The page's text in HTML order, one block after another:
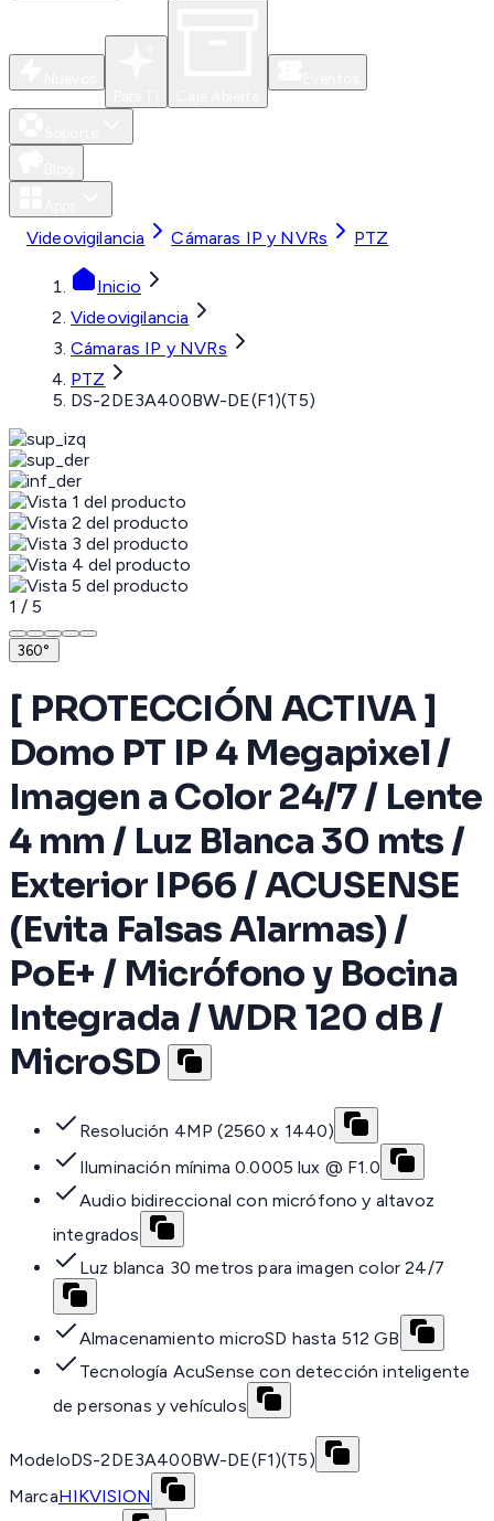
Videovigilancia Cámaras IP y NVRs PTZ
Inicio
Videovigilancia
Cámaras IP y NVRs
PTZ
DS-2DE3A400BW-DE(F1)(T5)
1 / 5
360°
[ PROTECCIÓN ACTIVA ]
Domo PT IP 4 Megapixel /
Imagen a Color 24/7 / Lente
4 mm / Luz Blanca 30 mts /
Exterior IP66 / ACUSENSE
(Evita Falsas Alarmas) /
PoE+ / Micrófono y Bocina
Integrada / WDR 120 dB /
MicroSD
Resolución 4MP (2560 x 1440)
Iluminación mínima 0.0005 lux @ F1.0
Audio bidireccional con micrófono y altavoz
integrados
Luz blanca 30 metros para imagen color 24/7
Almacenamiento microSD hasta 512 GB
Tecnología AcuSense con detección inteligente
de personas y vehículos
ModeloDS-2DE3A400BW-DE(F1)(T5)
MarcaHIKVISION